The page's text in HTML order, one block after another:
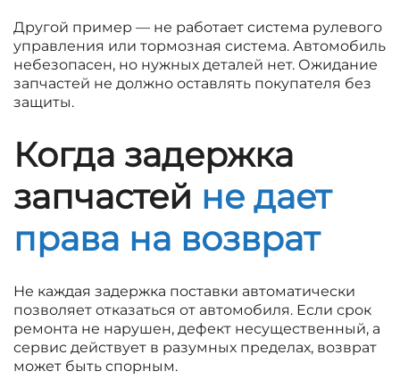
Другой пример — не работает система рулевого
управления или тормозная система. Автомобиль
небезопасен, но нужных деталей нет. Ожидание
запчастей не должно оставлять покупателя без
защиты.
Когда задержка
запчастей не дает
права на возврат
Не каждая задержка поставки автоматически
позволяет отказаться от автомобиля. Если срок
ремонта не нарушен, дефект несущественный, а
сервис действует в разумных пределах, возврат
может быть спорным.